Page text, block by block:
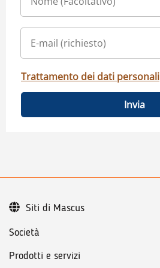
Trattamento dei dati personali
Invia
Società
Prodotti e servizi
Siti di Mascus